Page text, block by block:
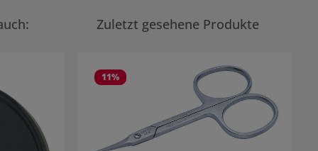
Zuletzt gesehene Produkte
11%